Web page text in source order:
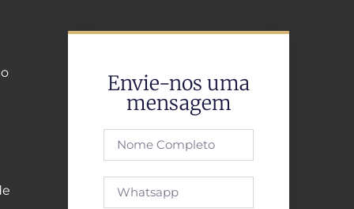
Envie-nos uma
mensagem